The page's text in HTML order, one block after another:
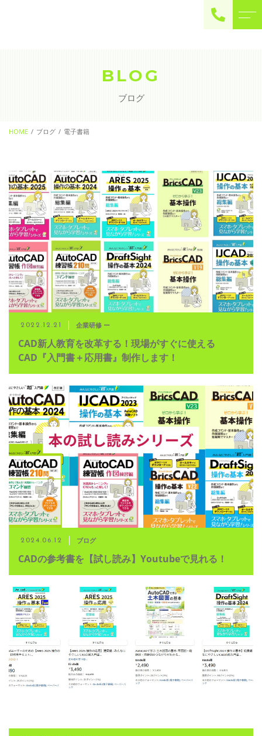
BLOG
ブログ
HOME ブログ 電子書籍
2022.12.21 企業研修 ー
CAD新人教育を改革する！現場がすぐに使える
CAD『入門書＋応用書』制作します！
2024.06.12 ブログ
CADの参考書を【試し読み】Youtubeで見れる！